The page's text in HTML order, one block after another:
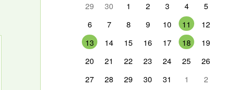
29 30 1 2 3 4
5
6
7 8 9 10 11
12
13
14 15 16 17 18
19
20
21 22 23 24 25
26
27
28 29 30 31 1 2